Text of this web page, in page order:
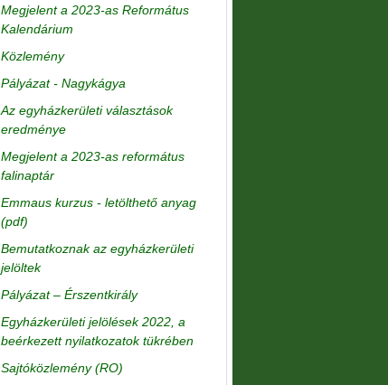
Megjelent a 2023-as Református
Kalendárium
Közlemény
Pályázat - Nagykágya
Az egyházkerületi választások
eredménye
Megjelent a 2023-as református
falinaptár
Emmaus kurzus - letölthető anyag
(pdf)
Bemutatkoznak az egyházkerületi
jelöltek
Pályázat – Érszentkirály
Egyházkerületi jelölések 2022, a
beérkezett nyilatkozatok tükrében
Sajtóközlemény (RO)